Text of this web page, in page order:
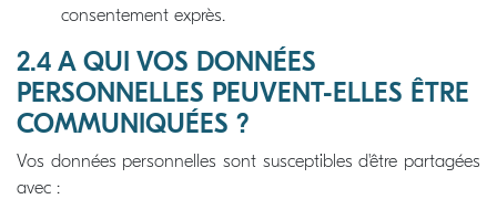
consentement exprès.
2.4 A QUI VOS DONNÉES
PERSONNELLES PEUVENT-ELLES ÊTRE
COMMUNIQUÉES ?
Vos données personnelles sont susceptibles d'être partagées
avec :